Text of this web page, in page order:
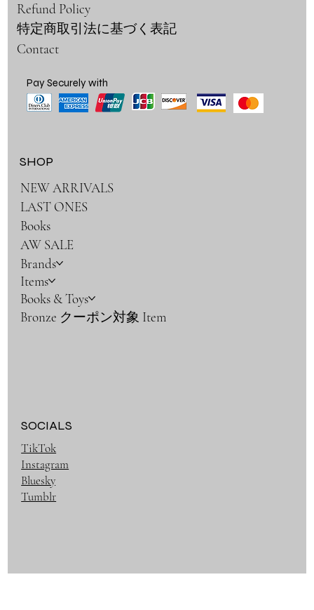
Refund Policy
特定商取引法に基づく表記
Contact
SHOP
NEW ARRIVALS
LAST ONES
Books
AW SALE
Brands
Items
Books & Toys
Bronze クーポン対象 Item
SOCIALS
TikTok
Instagram
Bluesky
Tumblr
Pay Securely with